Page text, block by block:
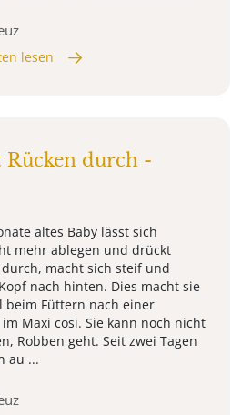
lesen
Rücken durch -
altes Baby lässt sich
mehr ablegen und drückt
macht sich steif und
nach hinten. Dies macht sie
beim Füttern nach einer
Maxi cosi. Sie kann noch nicht
Robben geht. Seit zwei Tagen
au ...